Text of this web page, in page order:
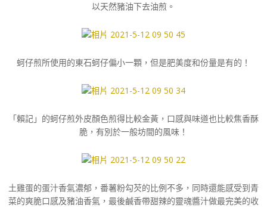
以天然豬油下去油煎。
蚵仔煎所使用的東石蚵仔偏小一顆，但是肥美度和份量是有的！
「賴記」的蚵仔煎外皮顏色煎得比較金黃，口感與味道也比較焦香酥
脆，有別於一般坊間的風味！
土雞蛋的蛋汁香氣濃郁，番薯粉勾芡的比例不多，同時還能感受到青
菜的爽脆口感及豬油香氣，最後鹹香帶甜辣的靈魂醬汁做最完美的收